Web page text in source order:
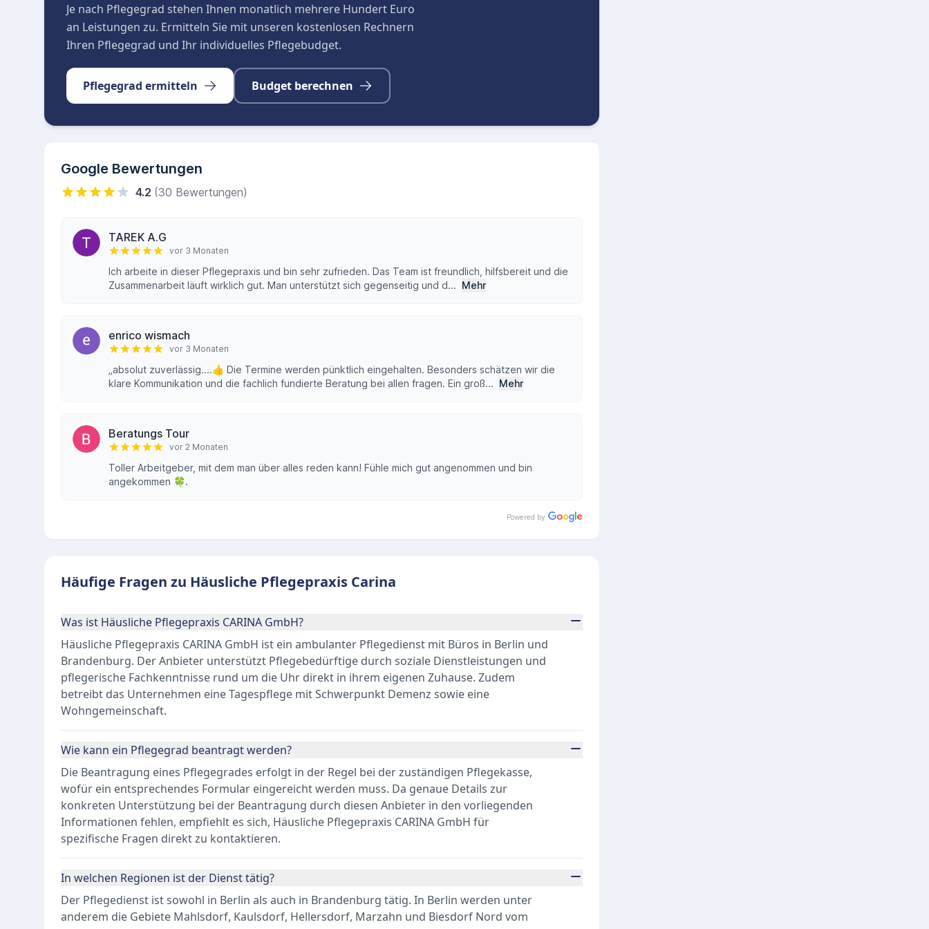
Je nach Pflegegrad stehen Ihnen monatlich mehrere Hundert Euro
an Leistungen zu. Ermitteln Sie mit unseren kostenlosen Rechnern
Ihren Pflegegrad und Ihr individuelles Pflegebudget.
Pflegegrad ermitteln Budget berechnen
Google Bewertungen
4.2 (30 Bewertungen)
TAREK A.G
vor 3 Monaten
Ich arbeite in dieser Pflegepraxis und bin sehr zufrieden. Das Team ist freundlich, hilfsbereit und die
Zusammenarbeit läuft wirklich gut. Man unterstützt sich gegenseitig und d... Mehr
enrico wismach
vor 3 Monaten
„absolut zuverlässig....👍 Die Termine werden pünktlich eingehalten. Besonders schätzen wir die
klare Kommunikation und die fachlich fundierte Beratung bei allen fragen. Ein groß... Mehr
Beratungs Tour
vor 2 Monaten
Toller Arbeitgeber, mit dem man über alles reden kann! Fühle mich gut angenommen und bin
angekommen 🍀.
Powered by
Häufige Fragen zu Häusliche Pflegepraxis Carina
Was ist Häusliche Pflegepraxis CARINA GmbH?
Häusliche Pflegepraxis CARINA GmbH ist ein ambulanter Pflegedienst mit Büros in Berlin und
Brandenburg. Der Anbieter unterstützt Pflegebedürftige durch soziale Dienstleistungen und
pflegerische Fachkenntnisse rund um die Uhr direkt in ihrem eigenen Zuhause. Zudem
betreibt das Unternehmen eine Tagespflege mit Schwerpunkt Demenz sowie eine
Wohngemeinschaft.
Wie kann ein Pflegegrad beantragt werden?
Die Beantragung eines Pflegegrades erfolgt in der Regel bei der zuständigen Pflegekasse,
wofür ein entsprechendes Formular eingereicht werden muss. Da genaue Details zur
konkreten Unterstützung bei der Beantragung durch diesen Anbieter in den vorliegenden
Informationen fehlen, empfiehlt es sich, Häusliche Pflegepraxis CARINA GmbH für
spezifische Fragen direkt zu kontaktieren.
In welchen Regionen ist der Dienst tätig?
Der Pflegedienst ist sowohl in Berlin als auch in Brandenburg tätig. In Berlin werden unter
anderem die Gebiete Mahlsdorf, Kaulsdorf, Hellersdorf, Marzahn und Biesdorf Nord vom